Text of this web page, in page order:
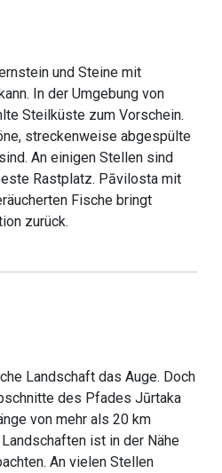
und Steine mit
In der Umgebung von
Steilküste zum Vorschein.
streckenweise abgespülte
An einigen Stellen sind
Rastplatz. Pāvilosta mit
Fische bringt
zurück.
Landschaft das Auge. Doch
des Pfades Jūrtaka
von mehr als 20 km
ist in der Nähe
An vielen Stellen